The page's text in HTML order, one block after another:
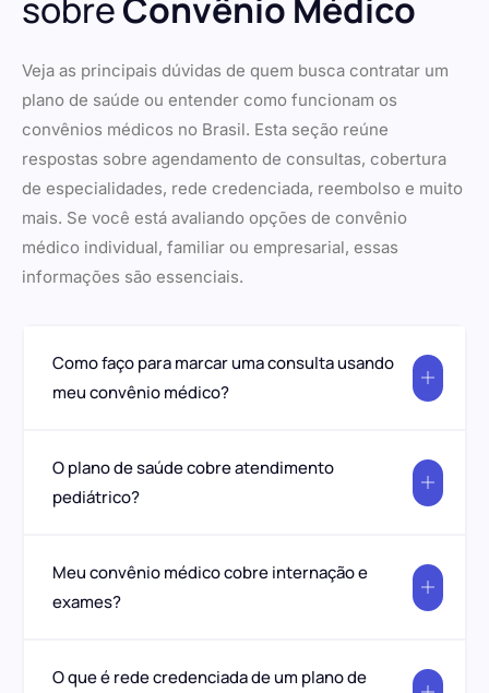
sobreConvênio Médico
Veja as principais dúvidas de quem busca contratar um
plano de saúde ou entender como funcionam os
convênios médicos no Brasil. Esta seção reúne
respostas sobre agendamento de consultas, cobertura
de especialidades, rede credenciada, reembolso e muito
mais. Se você está avaliando opções de convênio
médico individual, familiar ou empresarial, essas
informações são essenciais.
Como faço para marcar uma consulta usando
meu convênio médico?
O plano de saúde cobre atendimento
pediátrico?
Meu convênio médico cobre internação e
exames?
O que é rede credenciada de um plano de